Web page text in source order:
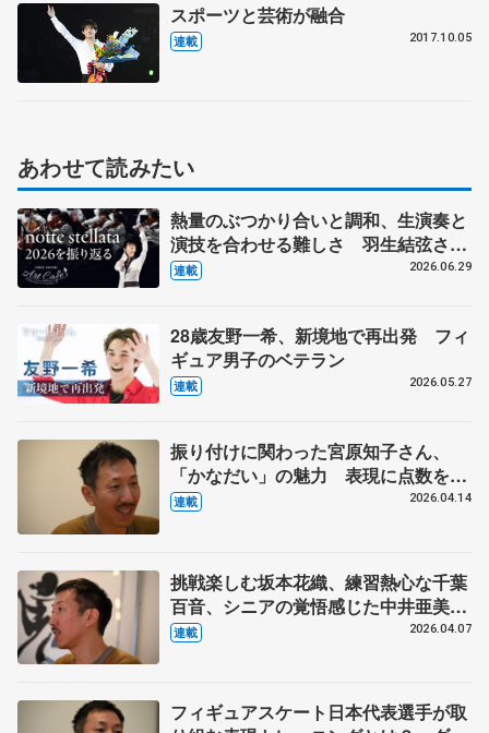
スポーツと芸術が融合
連載 2017.10.05
あわせて読みたい
熱量のぶつかり合いと調和、生演奏と
演技を合わせる難しさ 羽生結弦さん
とコラボの東北ユースオーケストラの
連載 2026.06.29
28歳友野一希、新境地で再出発 フィ
ギュア男子のベテラン
連載 2026.05.27
振り付けに関わった宮原知子さん、
「かなだい」の魅力 表現に点数をつ
ける難しさとは? ダンサーで振付家
連載 2026.04.14
挑戦楽しむ坂本花織、練習熱心な千葉
百音、シニアの覚悟感じた中井亜美
ダンサー、振付家の小㞍健太さんが見
連載 2026.04.07
フィギュアスケート日本代表選手が取